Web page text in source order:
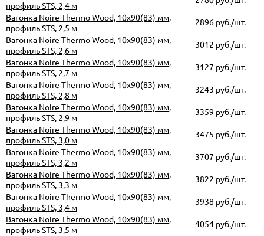
профиль STS, 2,4 м
Вагонка Noire Thermo Wood, 10х90(83) мм,
профиль STS, 2,5 м
2896 руб./шт.
Вагонка Noire Thermo Wood, 10х90(83) мм,
профиль STS, 2,6 м
3012 руб./шт.
Вагонка Noire Thermo Wood, 10х90(83) мм,
профиль STS, 2,7 м
3127 руб./шт.
Вагонка Noire Thermo Wood, 10х90(83) мм,
профиль STS, 2,8 м
3243 руб./шт.
Вагонка Noire Thermo Wood, 10х90(83) мм,
профиль STS, 2,9 м
3359 руб./шт.
Вагонка Noire Thermo Wood, 10х90(83) мм,
профиль STS, 3,0 м
3475 руб./шт.
Вагонка Noire Thermo Wood, 10х90(83) мм,
профиль STS, 3,2 м
3707 руб./шт.
Вагонка Noire Thermo Wood, 10х90(83) мм,
профиль STS, 3,3 м
3822 руб./шт.
Вагонка Noire Thermo Wood, 10х90(83) мм,
профиль STS, 3,4 м
3938 руб./шт.
Вагонка Noire Thermo Wood, 10х90(83) мм,
профиль STS, 3,5 м
4054 руб./шт.